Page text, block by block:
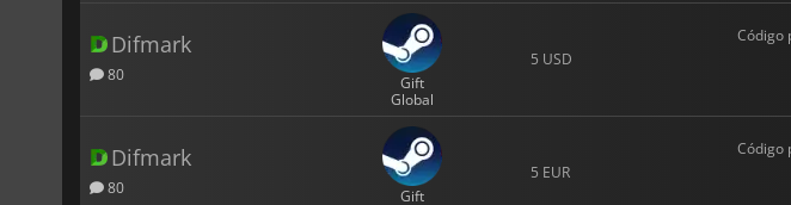
Difmark
80
Gift
Global
5 USD
Código
Difmark
80
Gift
5 EUR
Código